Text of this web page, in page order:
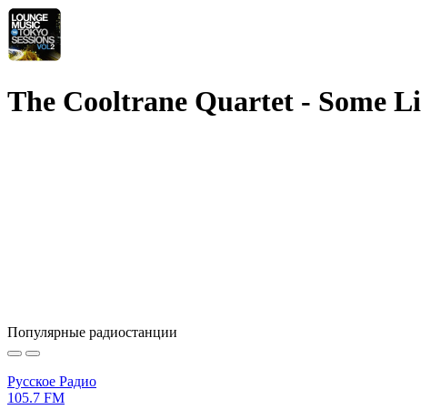
The Cooltrane Quartet - Some
Популярные радиостанции
Русское Радио
105.7 FM